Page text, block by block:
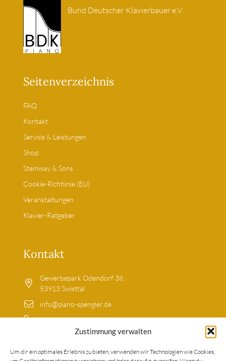
Zustimmung verwalten
Um dir ein optimales Erlebnis zu bieten, verwenden wir Technologien wie Cookies,
Bund Deutscher Klavierbauer e.V.
Seitenverzeichnis
FAQ
Kontakt
Service & Leistungen
Shop
Steinway & Sons
Cookie-Richtlinie (EU)
Veranstaltungen
Klavier-Ratgeber
Kontakt
Gewerbepark Odendorf 38,
53913 Swisttal
info@piano-spengler.de
02255-9203699
0179-5213317